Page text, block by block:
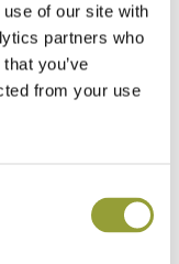
of our site with
partners who
you’ve
from your use
di Agugiaro &
per volontà di
questo
famiglia –
l’ha trovata, in